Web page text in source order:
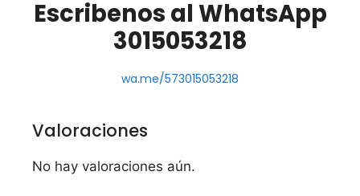
Escribenos al WhatsApp
3015053218
wa.me/573015053218
Valoraciones
No hay valoraciones aún.